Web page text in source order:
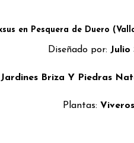
en Pesquera de Duero
Diseñado por: Julio
Jardines Briza Y Piedras
Plantas: